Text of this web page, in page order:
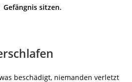
sitzen.
beschädigt, niemanden verletzt